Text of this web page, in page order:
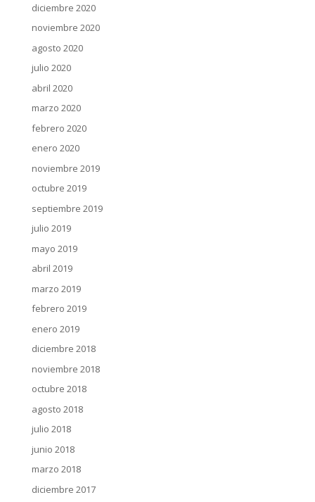
diciembre 2020
noviembre 2020
agosto 2020
julio 2020
abril 2020
marzo 2020
febrero 2020
enero 2020
noviembre 2019
octubre 2019
septiembre 2019
julio 2019
mayo 2019
abril 2019
marzo 2019
febrero 2019
enero 2019
diciembre 2018
noviembre 2018
octubre 2018
agosto 2018
julio 2018
junio 2018
marzo 2018
diciembre 2017